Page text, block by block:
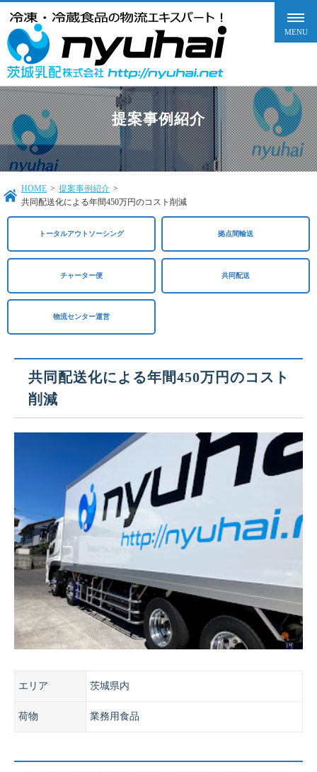
提案事例紹介
HOME > 提案事例紹介 >
共同配送化による年間450万円のコスト削減
トータルアウトソーシング 拠点間輸送
チャーター便 共同配送​
物流センター運営
共同配送化による年間450万円のコスト
削減
エリア 茨城県内
荷物 業務用食品